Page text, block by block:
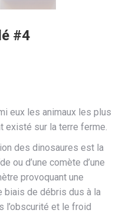
#4
eux les animaux les plus
existé sur la terre ferme.
des dinosaures est la
ou d’une comète d’une
provoquant une
biais de débris dus à la
l’obscurité et le froid